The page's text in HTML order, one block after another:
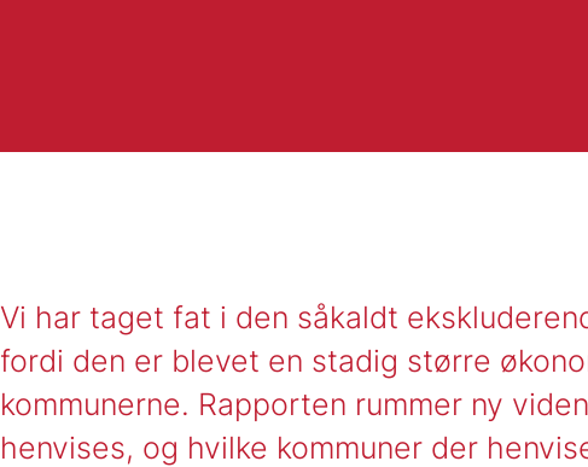
Vi har taget fat i den såkaldt
fordi den er blevet en stadig større
kommunerne. Rapporten rummer ny
henvises, og hvilke kommuner der